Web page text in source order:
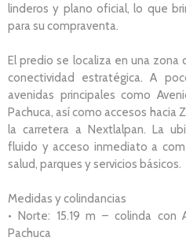
linderos y plano oficial, lo que
para su compraventa.
El predio se localiza en una
conectividad estratégica. A
avenidas principales como
Pachuca, así como accesos hacia
la carretera a Nextlalpan. La
fluido y acceso inmediato a
salud, parques y servicios básicos.
Medidas y colindancias
• Norte: 15.19 m – colinda con
Pachuca